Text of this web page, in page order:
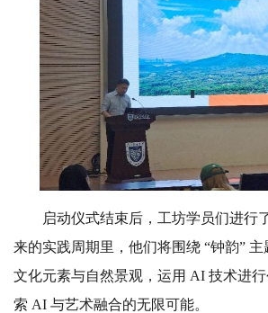
启动仪式结束后，工坊学员们进行
来的实践周期里，他们将围绕 “钟韵”
文化元素与自然景观，运用 AI 技术进
索 AI 与艺术融合的无限可能。